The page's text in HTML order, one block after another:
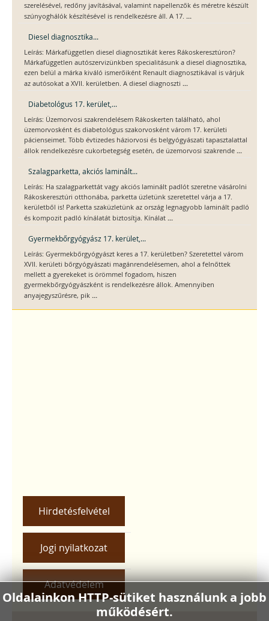
szerelésével, redőny javításával, valamint napellenzők és méretre készült
szúnyoghálók készítésével is rendelkezésre áll. A 17. ...
Diesel diagnosztika...
Leírás: Márkafüggetlen diesel diagnosztikát keres Rákoskeresztúron?
Márkafüggetlen autószervizünkben specialitásunk a diesel diagnosztika,
ezen belül a márka kiváló ismerőiként Renault diagnosztikával is várjuk
az autósokat a XVII. kerületben. A diesel diagnoszti ...
Diabetológus 17. kerület,...
Leírás: Üzemorvosi szakrendelésem Rákoskerten található, ahol
üzemorvosként és diabetológus szakorvosként várom 17. kerületi
pácienseimet. Több évtizedes háziorvosi és belgyógyászati tapasztalattal
állok rendelkezésre cukorbetegség esetén, de üzemorvosi szakrende ...
Szalagparketta, akciós laminált...
Leírás: Ha szalagparkettát vagy akciós laminált padlót szeretne vásárolni
Rákoskeresztúri otthonába, parketta üzletünk szeretettel várja a 17.
kerületből is! Parketta szaküzletünk az ország legnagyobb laminált padló
és kompozit padló kínálatát biztosítja. Kínálat ...
Gyermekbőrgyógyász 17. kerület,...
Leírás: Gyermekbőrgyógyászt keres a 17. kerületben? Szeretettel várom
XVII. kerületi bőrgyógyászati magánrendelésemen, ahol a felnőttek
mellett a gyerekeket is örömmel fogadom, hiszen
gyermekbőrgyógyászként is rendelkezésre állok. Amennyiben
anyajegyszűrésre, pik ...
Hirdetésfelvétel
Jogi nyilatkozat
Adatvédelem
Oldalainkon HTTP-sütiket használunk a jobb
működésért.